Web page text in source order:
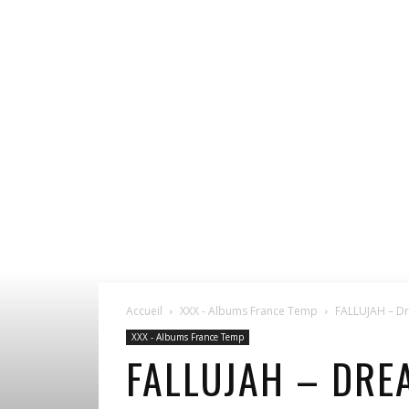
Accueil XXX - Albums France Temp FALLUJAH –
XXX - Albums France Temp
FALLUJAH –